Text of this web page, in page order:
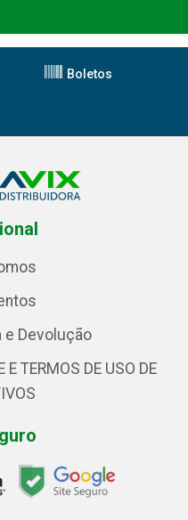
Boletos
e Devolução
E TERMOS DE USO DE